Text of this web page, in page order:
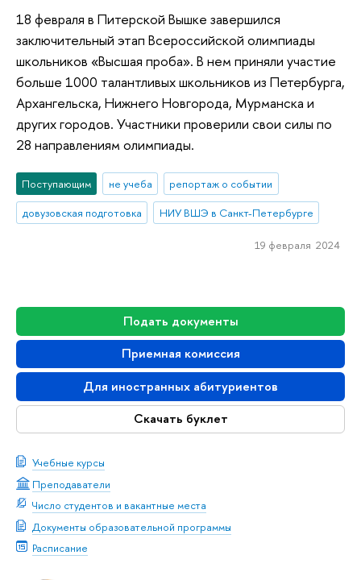
Подать документы
Приемная комиссия
Для иностранных абитуриентов
Скачать буклет
Учебные курсы
Преподаватели
Число студентов и вакантные места
Документы образовательной программы
Расписание
18 февраля в Питерской Вышке завершился
заключительный этап Всероссийской олимпиады
школьников «Высшая проба». В нем приняли участие
больше 1000 талантливых школьников из Петербурга,
Архангельска, Нижнего Новгорода, Мурманска и
других городов. Участники проверили свои силы по
28 направлениям олимпиады.
Поступающим не учеба
репортаж о событии
довузовская подготовка
НИУ ВШЭ в Санкт-Петербурге
19 февраля 2024